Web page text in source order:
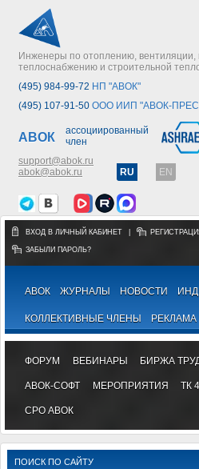
Инженеры по отоплению, вентиляции,
теплоснабжению и строительной
(495) 984-99-72 НП "АВОК"
(495) 107-91-50 ООО ИИП "АВОК-
АВОК
ассоциированный
член
support@abok.ru
abok@abok.ru
RU EN
ВХОД В ЛИЧНЫЙ КАБИНЕТ
ЗАБЫЛИ ПАРОЛЬ?
АВОК ЖУРНАЛЫ НОВОСТИ
КОЛЛЕКТИВНЫЕ ЧЛЕНЫ РЕКЛАМА
ФОРУМ ВЕБИНАРЫ БИРЖА
АВОК-СОФТ МЕРОПРИЯТИЯ ТК
СРО АВОК
ПОИСК ПО САЙТУ